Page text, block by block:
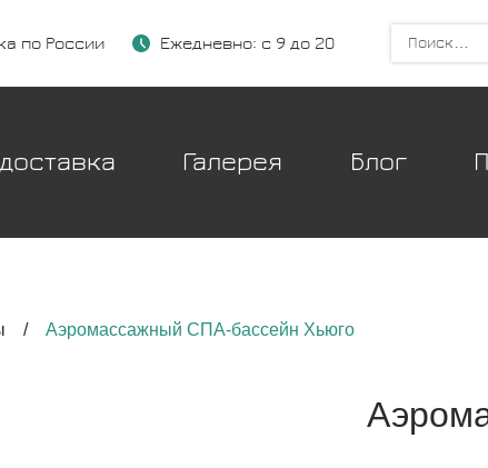
по России Ежедневно: с 9 до 20
Галерея Блог
/ Аэромассажный СПА-бассейн Хьюго